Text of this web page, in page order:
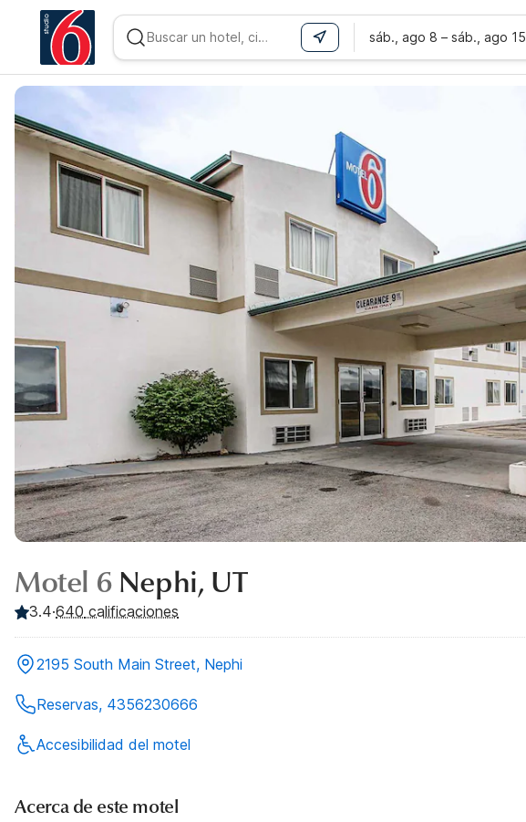
sáb., ago 8 – sáb., ago 15
Motel 6 Nephi, UT
3.4·640 calificaciones
2195 South Main Street, Nephi
Reservas, 4356230666
Accesibilidad del motel
Acerca de este motel